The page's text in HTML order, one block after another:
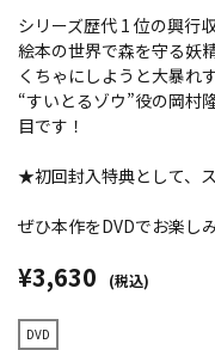
シリーズ歴代 1 位の興行
絵本の世界で森を守る妖
くちゃにしようと大暴れ
“すいとるゾウ”役の岡村
目です！
★初回封入特典として、
ぜひ本作をDVDでお楽し
¥3,630 (税込)
DVD